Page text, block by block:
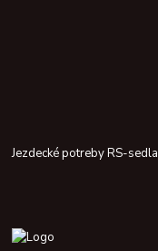
Jezdecké potreby RS-sedla